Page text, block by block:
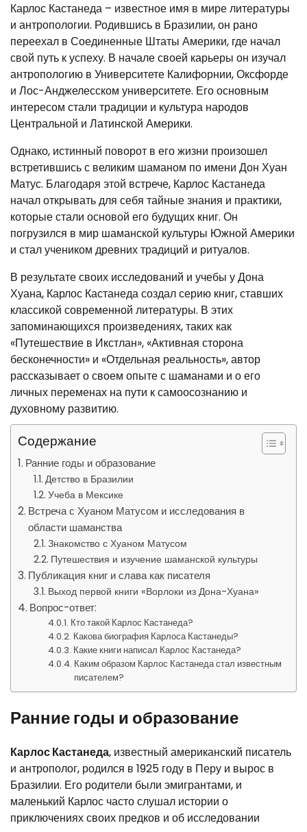
Карлос Кастанеда – известное имя в мире литературы
и антропологии. Родившись в Бразилии, он рано
переехал в Соединенные Штаты Америки, где начал
свой путь к успеху. В начале своей карьеры он изучал
антропологию в Университете Калифорнии, Оксфорде
и Лос-Анджелесском университете. Его основным
интересом стали традиции и культура народов
Центральной и Латинской Америки.
Однако, истинный поворот в его жизни произошел
встретившись с великим шаманом по имени Дон Хуан
Матус. Благодаря этой встрече, Карлос Кастанеда
начал открывать для себя тайные знания и практики,
которые стали основой его будущих книг. Он
погрузился в мир шаманской культуры Южной Америки
и стал учеником древних традиций и ритуалов.
В результате своих исследований и учебы у Дона
Хуана, Карлос Кастанеда создал серию книг, ставших
классикой современной литературы. В этих
запоминающихся произведениях, таких как
«Путешествие в Икстлан», «Активная сторона
бесконечности» и «Отдельная реальность», автор
рассказывает о своем опыте с шаманами и о его
личных переменах на пути к самоосознанию и
духовному развитию.
Содержание
Ранние годы и образование
Детство в Бразилии
Учеба в Мексике
Встреча с Хуаном Матусом и исследования в
области шаманства
Знакомство с Хуаном Матусом
Путешествия и изучение шаманской культуры
Публикация книг и слава как писателя
Выход первой книги «Ворлоки из Дона-Хуана»
Вопрос-ответ:
Кто такой Карлос Кастанеда?
Какова биография Карлоса Кастанеды?
Какие книги написал Карлос Кастанеда?
Каким образом Карлос Кастанеда стал известным
писателем?
Ранние годы и образование
Карлос Кастанеда, известный американский писатель
и антрополог, родился в 1925 году в Перу и вырос в
Бразилии. Его родители были эмигрантами, и
маленький Карлос часто слушал истории о
приключениях своих предков и об исследовании